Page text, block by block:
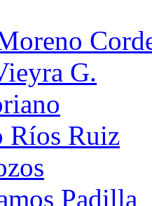
G.
Ríos Ruiz
Padilla